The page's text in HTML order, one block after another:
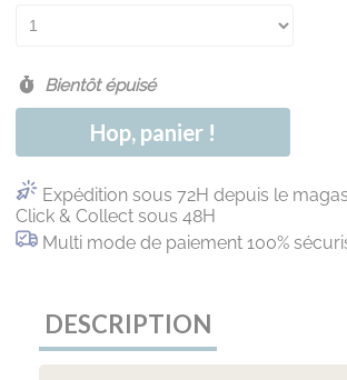
Bientôt épuisé
Hop, panier !
Expédition sous 72H depuis le
Click & Collect sous 48H
Multi mode de paiement 100%
DESCRIPTION